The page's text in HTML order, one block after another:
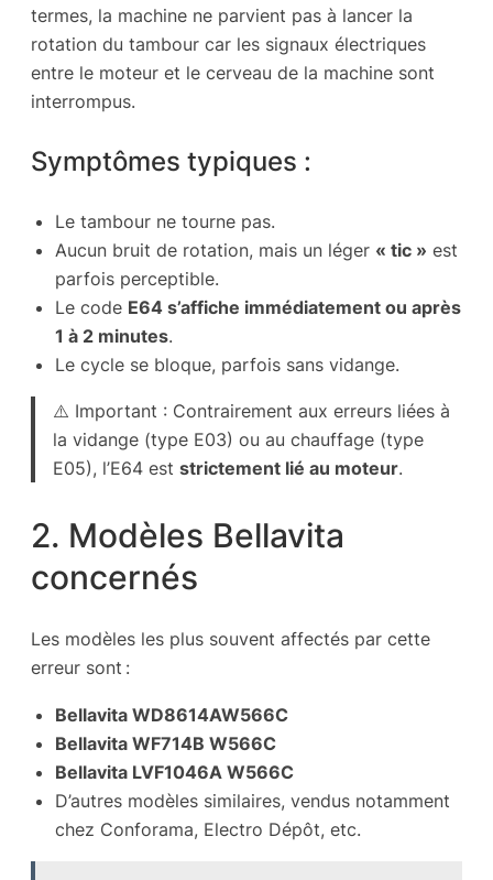
termes, la machine ne parvient pas à lancer la
rotation du tambour car les signaux électriques
entre le moteur et le cerveau de la machine sont
interrompus.
Symptômes typiques :
Le tambour ne tourne pas.
Aucun bruit de rotation, mais un léger « tic » est
parfois perceptible.
Le code E64 s’affiche immédiatement ou après
1 à 2 minutes.
Le cycle se bloque, parfois sans vidange.
⚠️ Important : Contrairement aux erreurs liées à
la vidange (type E03) ou au chauffage (type
E05), l’E64 eststrictement lié au moteur.
2. Modèles Bellavita
concernés
Les modèles les plus souvent affectés par cette
erreur sont :
Bellavita WD8614AW566C
Bellavita WF714B W566C
Bellavita LVF1046A W566C
D’autres modèles similaires, vendus notamment
chez Conforama, Electro Dépôt, etc.